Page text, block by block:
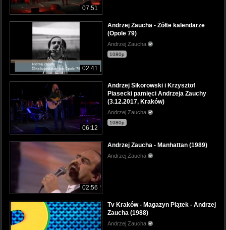
07:51
02:41
Andrzej Zaucha - Żółte kalendarze
(Opole 79)
Andrzej Zaucha
1080p
06:12
Andrzej Sikorowski i Krzysztof
Piasecki pamięci Andrzeja Zauchy
(3.12.2017, Kraków)
Andrzej Zaucha
1080p
02:56
Andrzej Zaucha - Manhattan (1989)
Andrzej Zaucha
Tv Kraków - Magazyn Piątek - Andrzej
Zaucha (1988)
Andrzej Zaucha